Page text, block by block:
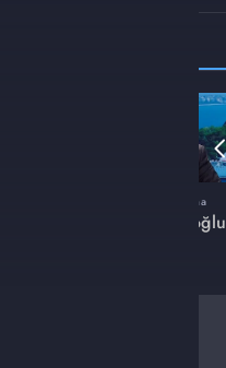
20 Mart 2026, Cuma
Nihat Hatipoğlu